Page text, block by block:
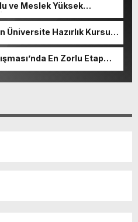
ve Meslek Yüksek
Üniversite Hazırlık Kursu
Ağustos.
En Zorlu Etap